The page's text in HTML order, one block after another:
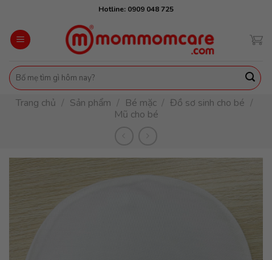
content
Hotline: 0909 048 725
Tìm
kiếm:
Trang chủ / Sản phẩm / Bé mặc / Đồ sơ sinh cho bé /
Mũ cho bé